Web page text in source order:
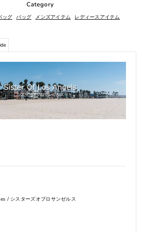
Category
ッグ バッグ メンズアイテム レディースアイテム
/ シスターズオブロサンゼルス